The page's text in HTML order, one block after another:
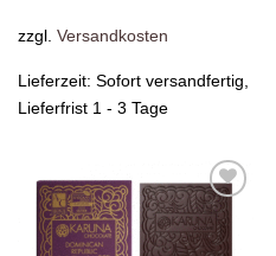
zzgl. Versandkosten
Lieferzeit: Sofort versandfertig,
Lieferfrist 1 - 3 Tage
Zur
Wunschliste
hinzufügen